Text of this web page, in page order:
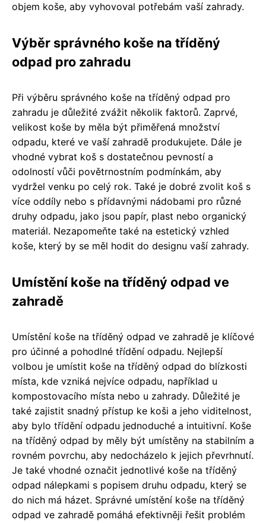
objem koše, aby vyhovoval potřebám vaší zahrady.
Výběr správného koše na tříděný
odpad pro zahradu
Při výběru správného koše na tříděný odpad pro
zahradu je důležité zvážit několik faktorů. Zaprvé,
velikost koše by měla být přiměřená množství
odpadu, které ve vaší zahradě produkujete. Dále je
vhodné vybrat koš s dostatečnou pevností a
odolností vůči povětrnostním podmínkám, aby
vydržel venku po celý rok. Také je dobré zvolit koš s
více oddíly nebo s přídavnými nádobami pro různé
druhy odpadu, jako jsou papír, plast nebo organický
materiál. Nezapomeňte také na estetický vzhled
koše, který by se měl hodit do designu vaší zahrady.
Umístění koše na tříděný odpad ve
zahradě
Umístění koše na tříděný odpad ve zahradě je klíčové
pro účinné a pohodlné třídění odpadu. Nejlepší
volbou je umístit koše na tříděný odpad do blízkosti
místa, kde vzniká nejvíce odpadu, například u
kompostovacího místa nebo u zahrady. Důležité je
také zajistit snadný přístup ke koši a jeho viditelnost,
aby bylo třídění odpadu jednoduché a intuitivní. Koše
na tříděný odpad by měly být umístěny na stabilním a
rovném povrchu, aby nedocházelo k jejich převrhnutí.
Je také vhodné označit jednotlivé koše na tříděný
odpad nálepkami s popisem druhu odpadu, který se
do nich má házet. Správné umístění koše na tříděný
odpad ve zahradě pomáhá efektivněji řešit problém